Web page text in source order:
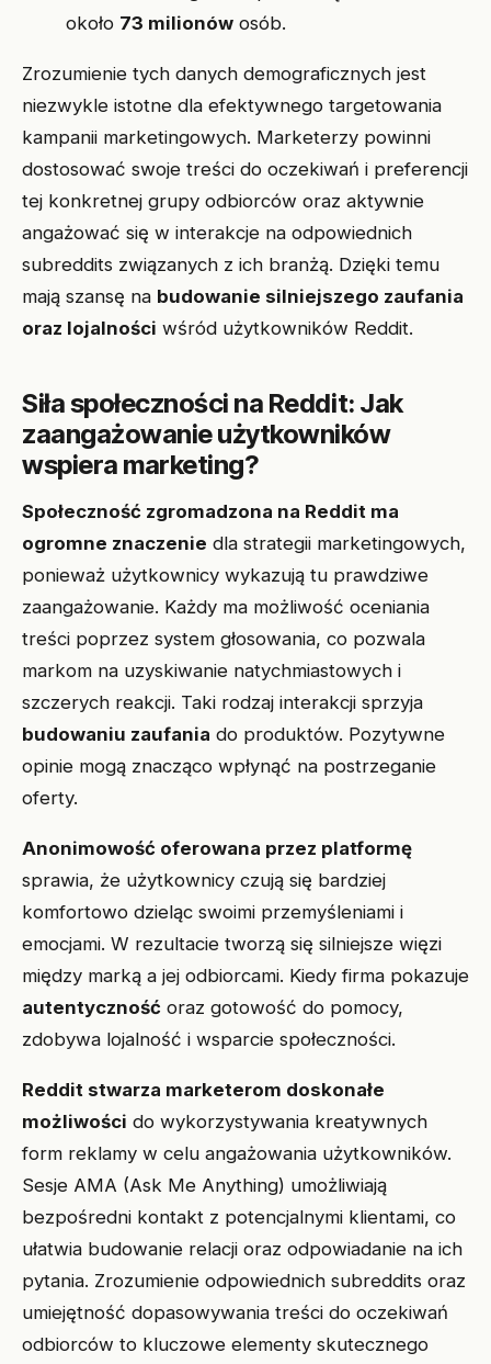
około 73 milionów osób.
Zrozumienie tych danych demograficznych jest
niezwykle istotne dla efektywnego targetowania
kampanii marketingowych. Marketerzy powinni
dostosować swoje treści do oczekiwań i preferencji
tej konkretnej grupy odbiorców oraz aktywnie
angażować się w interakcje na odpowiednich
subreddits związanych z ich branżą. Dzięki temu
mają szansę na budowanie silniejszego zaufania
oraz lojalności wśród użytkowników Reddit.
Siła społeczności na Reddit: Jak
zaangażowanie użytkowników
wspiera marketing?
Społeczność zgromadzona na Reddit ma
ogromne znaczenie dla strategii marketingowych,
ponieważ użytkownicy wykazują tu prawdziwe
zaangażowanie. Każdy ma możliwość oceniania
treści poprzez system głosowania, co pozwala
markom na uzyskiwanie natychmiastowych i
szczerych reakcji. Taki rodzaj interakcji sprzyja
budowaniu zaufania do produktów. Pozytywne
opinie mogą znacząco wpłynąć na postrzeganie
oferty.
Anonimowość oferowana przez platformę
sprawia, że użytkownicy czują się bardziej
komfortowo dzieląc swoimi przemyśleniami i
emocjami. W rezultacie tworzą się silniejsze więzi
między marką a jej odbiorcami. Kiedy firma pokazuje
autentyczność oraz gotowość do pomocy,
zdobywa lojalność i wsparcie społeczności.
Reddit stwarza marketerom doskonałe
możliwości do wykorzystywania kreatywnych
form reklamy w celu angażowania użytkowników.
Sesje AMA (Ask Me Anything) umożliwiają
bezpośredni kontakt z potencjalnymi klientami, co
ułatwia budowanie relacji oraz odpowiadanie na ich
pytania. Zrozumienie odpowiednich subreddits oraz
umiejętność dopasowywania treści do oczekiwań
odbiorców to kluczowe elementy skutecznego